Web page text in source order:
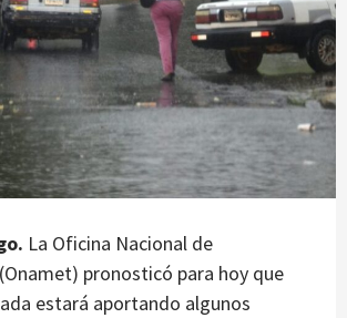
La Oficina Nacional de
pronosticó para hoy que
estará aportando algunos